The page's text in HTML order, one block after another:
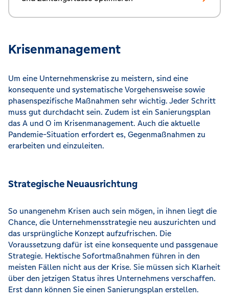
Krisenmanagement
Um eine Unternehmenskrise zu meistern, sind eine
konsequente und systematische Vorgehensweise sowie
phasenspezifische Maßnahmen sehr wichtig. Jeder Schritt
muss gut durchdacht sein. Zudem ist ein Sanierungsplan
das A und O im Krisenmanagement. Auch die aktuelle
Pandemie-Situation erfordert es, Gegenmaßnahmen zu
erarbeiten und einzuleiten.
Strategische Neuausrichtung
So unangenehm Krisen auch sein mögen, in ihnen liegt die
Chance, die Unternehmensstrategie neu auszurichten und
das ursprüngliche Konzept aufzufrischen. Die
Voraussetzung dafür ist eine konsequente und passgenaue
Strategie. Hektische Sofortmaßnahmen führen in den
meisten Fällen nicht aus der Krise. Sie müssen sich Klarheit
über den jetzigen Status ihres Unternehmens verschaffen.
Erst dann können Sie einen Sanierungsplan erstellen.